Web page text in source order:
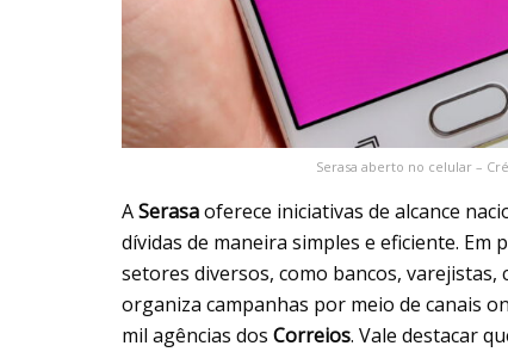
Serasa aberto no celular –
ASerasaoferece iniciativas de alcance
dívidas de maneira simples e eficiente.
setores diversos, como bancos, varejistas,
organiza campanhas por meio de canais
mil agências dos Correios. Vale destacar